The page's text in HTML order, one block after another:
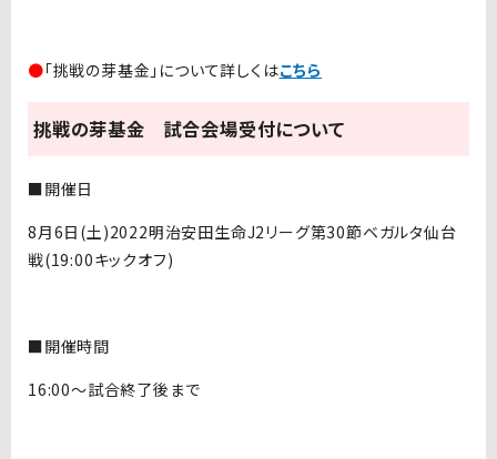
●「挑戦の芽基金」について詳しくはこちら
挑戦の芽基金 試合会場受付について
■開催日
8月6日(土)2022明治安田生命J2リーグ第30節ベガルタ仙台
戦(19:00キックオフ)
■開催時間
16:00～試合終了後まで